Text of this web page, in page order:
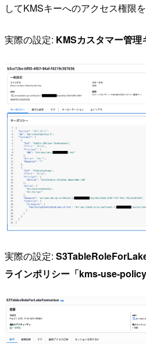
してKMSキーへのアクセス権限を
実際の設定: KMSカスタマー管理
実際の設定:
ラインポリシー「kms-use-policy